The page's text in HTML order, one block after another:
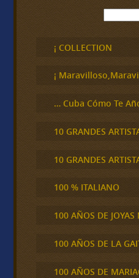
B
u
c
a
¡ COLLECTION
¡
… Cuba Cómo Te
10 GRANDES
10 GRANDES
100 % ITALIANO
100 AÑOS DE JOYAS
100 AÑOS DE LA
100 AÑOS DE